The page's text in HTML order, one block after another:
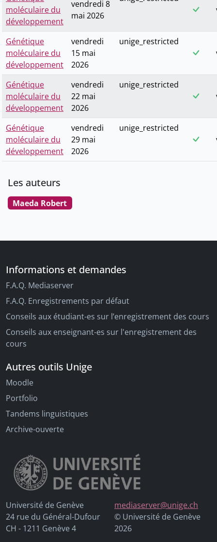
moléculaire du
développement
vendredi 8
mai 2026
Génétique
moléculaire du
développement
vendredi
15 mai
2026
unige_restricted
Génétique
moléculaire du
développement
vendredi
22 mai
2026
unige_restricted
Génétique
moléculaire du
développement
vendredi
29 mai
2026
unige_restricted
Les auteurs
Maeda Robert
Informations et demandes
F.A.Q. Mediaserver
F.A.Q. Enregistrements par défaut
Conseils aux étudiant-es sur l’enregistrement des cours
Conseils aux enseignant-es sur l'enregistrement des
cours
Autres outils Unige
Moodle
Portfolio
Tandems linguistiques
Archive-ouverte
Université de Genève
24 rue du Général-Dufour
CH - 1211 Genève 4
mediaserver@unige.ch
© Université de Genève
2026